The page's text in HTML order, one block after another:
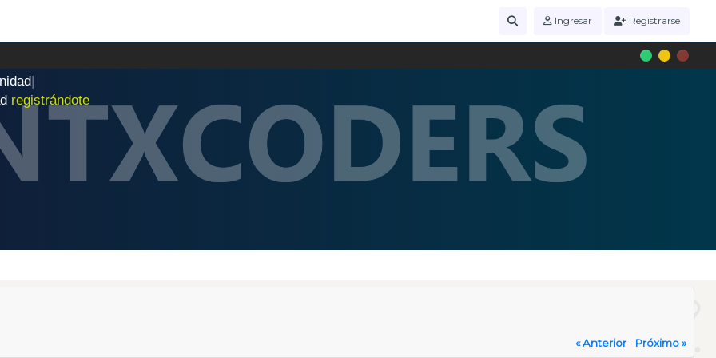
Ingresar Registrarse
nidad|
registrándote
« Anterior- Próximo »